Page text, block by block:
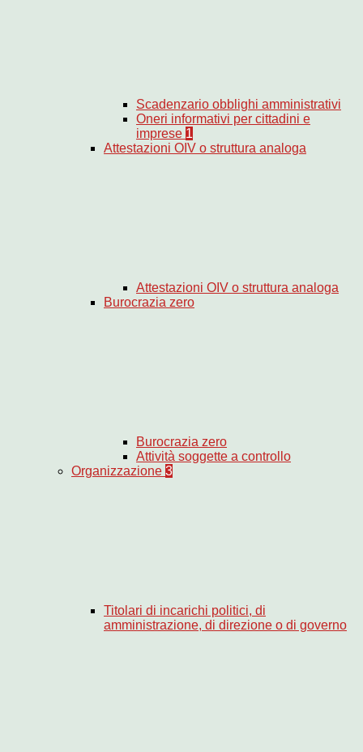
Scadenzario obblighi amministrativi
Oneri informativi per cittadini e
imprese 1
Attestazioni OIV o struttura analoga
Attestazioni OIV o struttura analoga
Burocrazia zero
Burocrazia zero
Attività soggette a controllo
Organizzazione 3
Titolari di incarichi politici, di
amministrazione, di direzione o di governo